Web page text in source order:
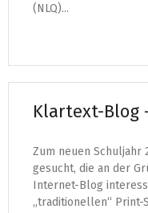
(NLQ)...
Klartext-Blog
Zum neuen Schuljahr
gesucht, die an der
Internet-Blog
„traditionellen“ Print-